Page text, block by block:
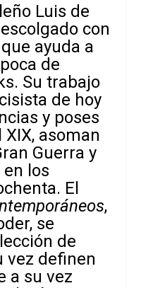
Luis de
con
ayuda a
de
Su trabajo
de hoy
y poses
asoman
Guerra y
los
El
,
se
de
vez definen
a su vez